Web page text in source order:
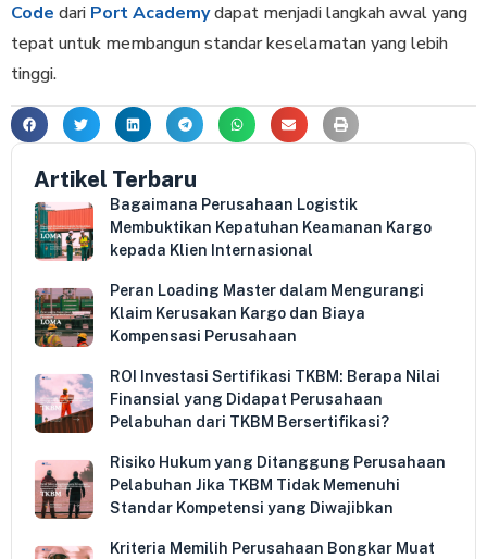
Code dari Port Academydapat menjadi langkah awal yang
tepat untuk membangun standar keselamatan yang lebih
tinggi.
Artikel Terbaru
Bagaimana Perusahaan Logistik
Membuktikan Kepatuhan Keamanan Kargo
kepada Klien Internasional
Peran Loading Master dalam Mengurangi
Klaim Kerusakan Kargo dan Biaya
Kompensasi Perusahaan
ROI Investasi Sertifikasi TKBM: Berapa Nilai
Finansial yang Didapat Perusahaan
Pelabuhan dari TKBM Bersertifikasi?
Risiko Hukum yang Ditanggung Perusahaan
Pelabuhan Jika TKBM Tidak Memenuhi
Standar Kompetensi yang Diwajibkan
Kriteria Memilih Perusahaan Bongkar Muat